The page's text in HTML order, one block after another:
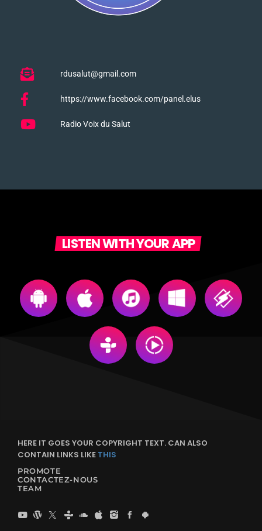
rdusalut@gmail.com
https://www.facebook.com/panel.elus
Radio Voix du Salut
LISTEN WITH YOUR APP
HERE IT GOES YOUR COPYRIGHT TEXT. CAN ALSO
CONTAIN LINKS LIKE THIS
PROMOTE
CONTACTEZ-NOUS
TEAM